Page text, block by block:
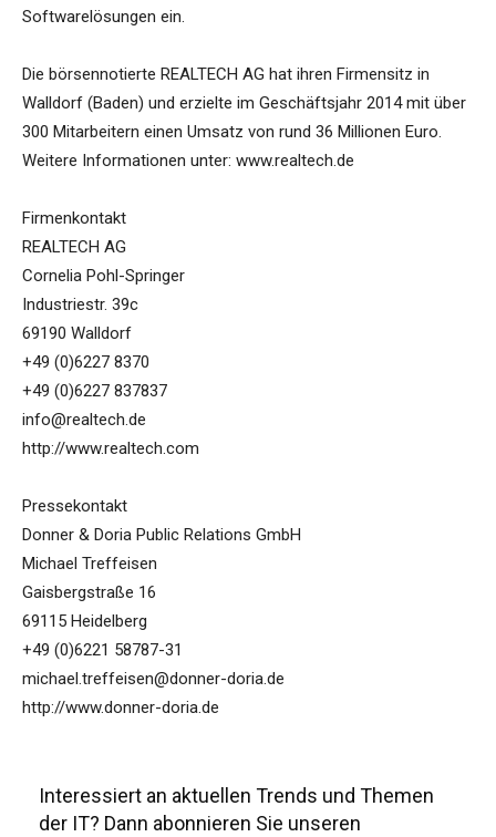
Softwarelösungen ein.
Die börsennotierte REALTECH AG hat ihren Firmensitz in
Walldorf (Baden) und erzielte im Geschäftsjahr 2014 mit über
300 Mitarbeitern einen Umsatz von rund 36 Millionen Euro.
Weitere Informationen unter: www.realtech.de
Firmenkontakt
REALTECH AG
Cornelia Pohl-Springer
Industriestr. 39c
69190 Walldorf
+49 (0)6227 8370
+49 (0)6227 837837
info@realtech.de
http://www.realtech.com
Pressekontakt
Donner & Doria Public Relations GmbH
Michael Treffeisen
Gaisbergstraße 16
69115 Heidelberg
+49 (0)6221 58787-31
michael.treffeisen@donner-doria.de
http://www.donner-doria.de
Interessiert an aktuellen Trends und Themen
der IT? Dann abonnieren Sie unseren